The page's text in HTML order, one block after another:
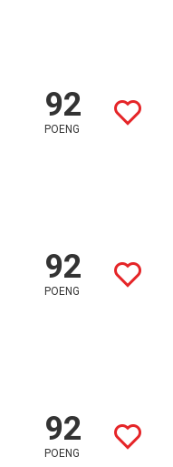
92
POENG
92
POENG
92
POENG